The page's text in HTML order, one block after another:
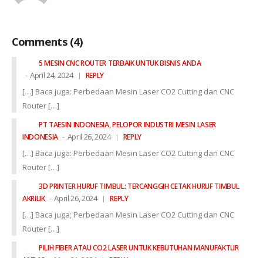
Comments (4)
5 MESIN CNC ROUTER TERBAIK UNTUK BISNIS ANDA
April 24, 2024 REPLY
[…] Baca juga: Perbedaan Mesin Laser CO2 Cutting dan CNC
Router […]
PT TAESIN INDONESIA, PELOPOR INDUSTRI MESIN LASER
INDONESIA
April 26, 2024 REPLY
[…] Baca juga: Perbedaan Mesin Laser CO2 Cutting dan CNC
Router […]
3D PRINTER HURUF TIMBUL: TERCANGGIH CETAK HURUF TIMBUL
AKRILIK
April 26, 2024 REPLY
[…] Baca juga; Perbedaan Mesin Laser CO2 Cutting dan CNC
Router […]
PILIH FIBER ATAU CO2 LASER UNTUK KEBUTUHAN MANUFAKTUR